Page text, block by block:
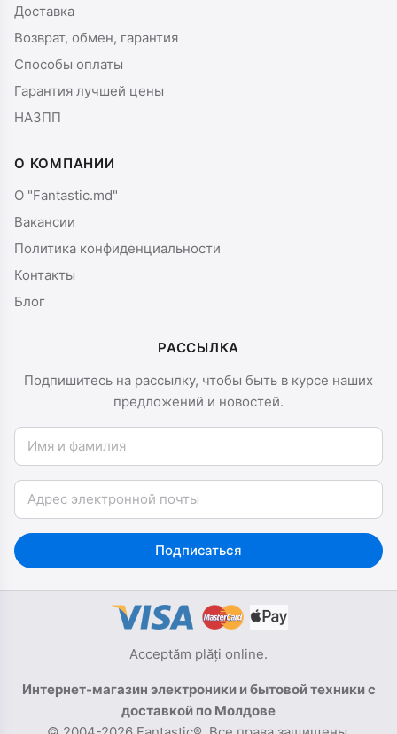
Доставка
Возврат, обмен, гарантия
Способы оплаты
Гарантия лучшей цены
НАЗПП
О КОМПАНИИ
О "Fantastic.md"
Вакансии
Политика конфиденциальности
Контакты
Блог
РАССЫЛКА
Подпишитесь на рассылку, чтобы быть в курсе наших
предложений и новостей.
Имя и фамилия
Email
Подписаться
Acceptăm plăți online.
Интернет-магазин электроники и бытовой техники с
доставкой по Молдове